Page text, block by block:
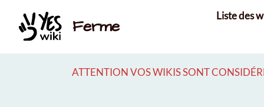
Aller au contenu principal
Ferme
Liste des
ATTENTION VOS WIKIS SONT